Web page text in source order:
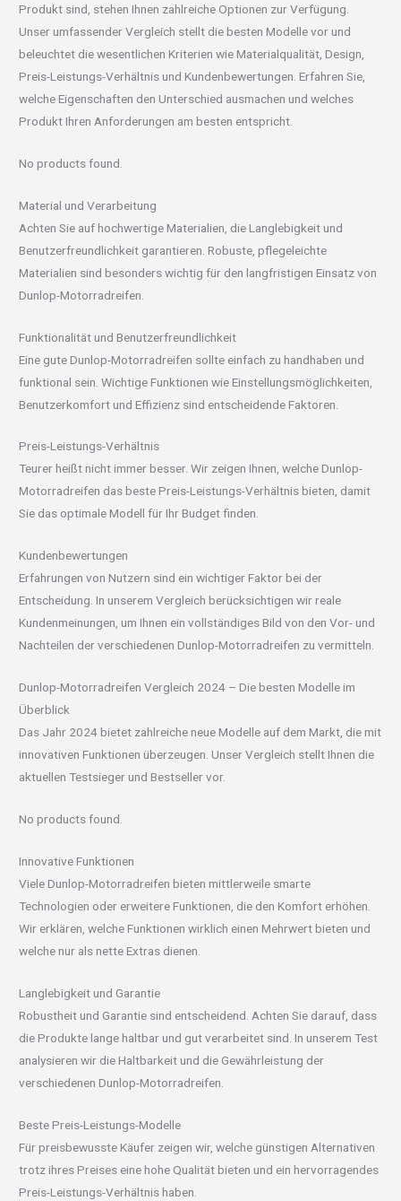
Produkt sind, stehen Ihnen zahlreiche Optionen zur Verfügung.
Unser umfassender Vergleich stellt die besten Modelle vor und
beleuchtet die wesentlichen Kriterien wie Materialqualität, Design,
Preis-Leistungs-Verhältnis und Kundenbewertungen. Erfahren Sie,
welche Eigenschaften den Unterschied ausmachen und welches
Produkt Ihren Anforderungen am besten entspricht.
No products found.
Material und Verarbeitung
Achten Sie auf hochwertige Materialien, die Langlebigkeit und
Benutzerfreundlichkeit garantieren. Robuste, pflegeleichte
Materialien sind besonders wichtig für den langfristigen Einsatz von
Dunlop-Motorradreifen.
Funktionalität und Benutzerfreundlichkeit
Eine gute Dunlop-Motorradreifen sollte einfach zu handhaben und
funktional sein. Wichtige Funktionen wie Einstellungsmöglichkeiten,
Benutzerkomfort und Effizienz sind entscheidende Faktoren.
Preis-Leistungs-Verhältnis
Teurer heißt nicht immer besser. Wir zeigen Ihnen, welche Dunlop-
Motorradreifen das beste Preis-Leistungs-Verhältnis bieten, damit
Sie das optimale Modell für Ihr Budget finden.
Kundenbewertungen
Erfahrungen von Nutzern sind ein wichtiger Faktor bei der
Entscheidung. In unserem Vergleich berücksichtigen wir reale
Kundenmeinungen, um Ihnen ein vollständiges Bild von den Vor- und
Nachteilen der verschiedenen Dunlop-Motorradreifen zu vermitteln.
Dunlop-Motorradreifen Vergleich 2024 – Die besten Modelle im
Überblick
Das Jahr 2024 bietet zahlreiche neue Modelle auf dem Markt, die mit
innovativen Funktionen überzeugen. Unser Vergleich stellt Ihnen die
aktuellen Testsieger und Bestseller vor.
No products found.
Innovative Funktionen
Viele Dunlop-Motorradreifen bieten mittlerweile smarte
Technologien oder erweitere Funktionen, die den Komfort erhöhen.
Wir erklären, welche Funktionen wirklich einen Mehrwert bieten und
welche nur als nette Extras dienen.
Langlebigkeit und Garantie
Robustheit und Garantie sind entscheidend. Achten Sie darauf, dass
die Produkte lange haltbar und gut verarbeitet sind. In unserem Test
analysieren wir die Haltbarkeit und die Gewährleistung der
verschiedenen Dunlop-Motorradreifen.
Beste Preis-Leistungs-Modelle
Für preisbewusste Käufer zeigen wir, welche günstigen Alternativen
trotz ihres Preises eine hohe Qualität bieten und ein hervorragendes
Preis-Leistungs-Verhältnis haben.